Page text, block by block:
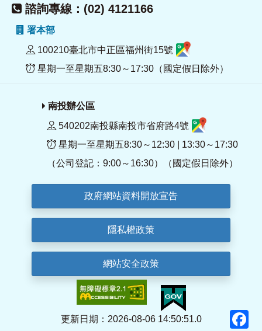
諮詢專線：(02) 4121166
署本部
100210臺北市中正區福州街15號
星期一至星期五8:30～17:30（國定假日除外）
南投辦公區
540202南投縣南投市省府路4號
星期一至星期五8:30～12:30 | 13:30～17:30
（公司登記：9:00～16:30）（國定假日除外）
政府網站資料開放宣告
隱私權政策
網站安全政策
更新日期：2026-08-06 14:50:51.0